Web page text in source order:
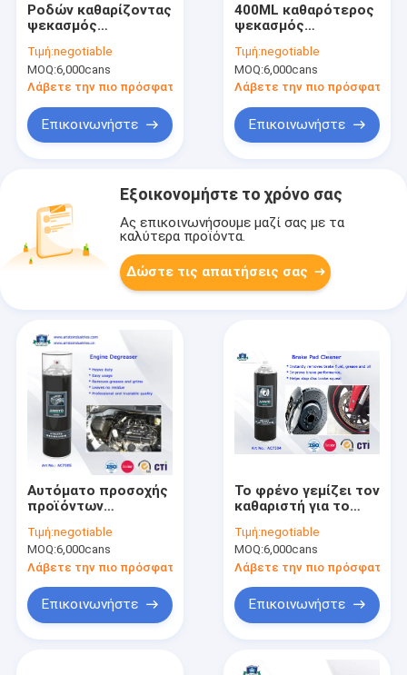
Ροδών καθαρίζοντας
ψεκασμός
πολωνικός
Τιμή:negotiable
MOQ:6,000cans
Λάβετε την πιο πρόσφατη τιμή
Επικοινωνήστε
400ML καθαρότερος
ψεκασμός
εξαερωτήρας
αερολύματος και
καθαρότερο
προϊόν αυτοκινήτων
έμφραξης
Τιμή:negotiable
MOQ:6,000cans
Λάβετε την πιο πρόσφατη
Επικοινωνήστε
Εξοικονομήστε το χρόνο σας
Ας επικοινωνήσουμε μαζί σας με τα
καλύτερα προϊόντα.
Δώστε τις απαιτήσεις σας
Αυτόματο προσοχής
προϊόντων
ψεκασμού
αυτοκινήτων
καθαρίζοντας/
καθαρότερος
ψεκασμός 500ml
επιφάνειας μηχανών
Τιμή:negotiable
MOQ:6,000cans
Λάβετε την πιο πρόσφατη τιμή
Επικοινωνήστε
Το φρένο γεμίζει τον
καθαριστή για το
καλό απορρυπαντικό
ηλεκτρονικής χωρίς
υπόλειμμα
Τιμή:negotiable
MOQ:6,000cans
Λάβετε την πιο πρόσφατη
Επικοινωνήστε